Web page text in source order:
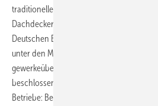
traditionellen Herbstumfragen des
Dachdeckerhandwerks (ZVDH) und des
Deutschen Elektro- und
unter den Mitgliedsbetriebe. Die beiden
gewerkeübergreifende Zusammenarbeit
beschlossen. Inzwischen zeigen die
Betriebe: Beide Gewerke kooperieren